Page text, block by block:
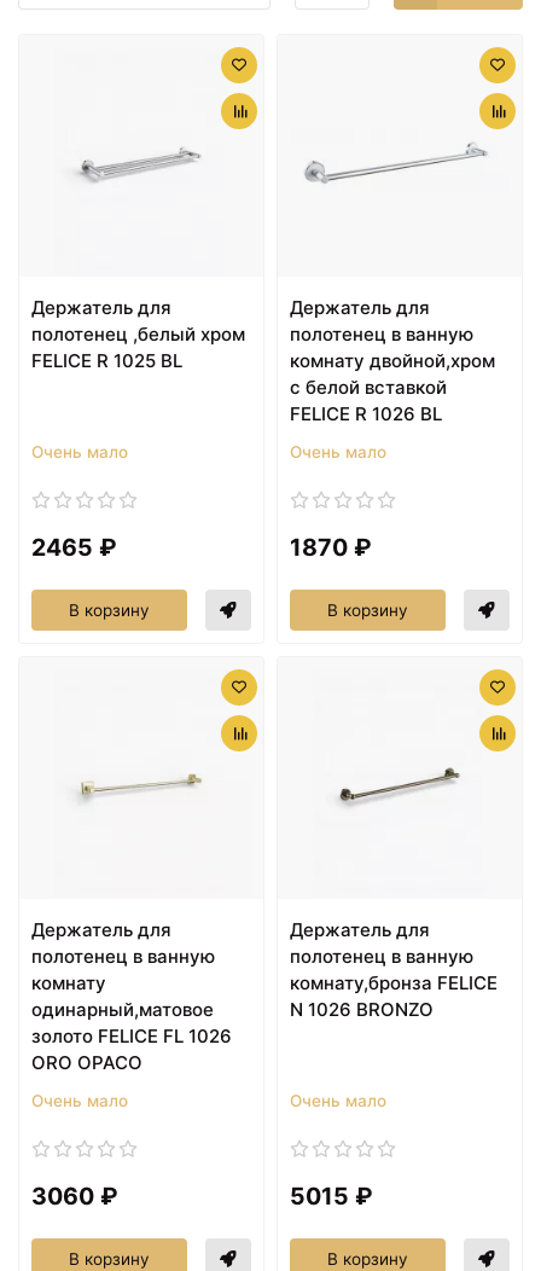
Держатель для
полотенец ,белый хром
FELICE R 1025 BL
Очень мало
2465 ₽
В корзину
Держатель для
полотенец в ванную
комнату двойной,хром
с белой вставкой
FELICE R 1026 BL
Очень мало
1870 ₽
В корзину
Держатель для
полотенец в ванную
комнату
одинарный,матовое
золото FELICE FL 1026
ORO OPACO
Очень мало
3060 ₽
В корзину
Держатель для
полотенец в ванную
комнату,бронза FELICE
N 1026 BRONZO
Очень мало
5015 ₽
В корзину